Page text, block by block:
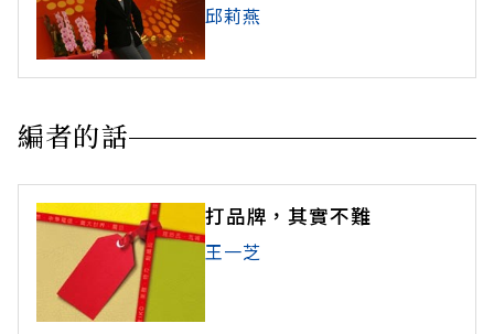
邱莉燕
編者的話
打品牌，其實不難
王一芝